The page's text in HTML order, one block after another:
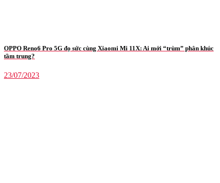
OPPO Reno6 Pro 5G đọ sức cùng Xiaomi Mi 11X: Ai mới “trùm” phân khúc
tầm trung?
23/07/2023